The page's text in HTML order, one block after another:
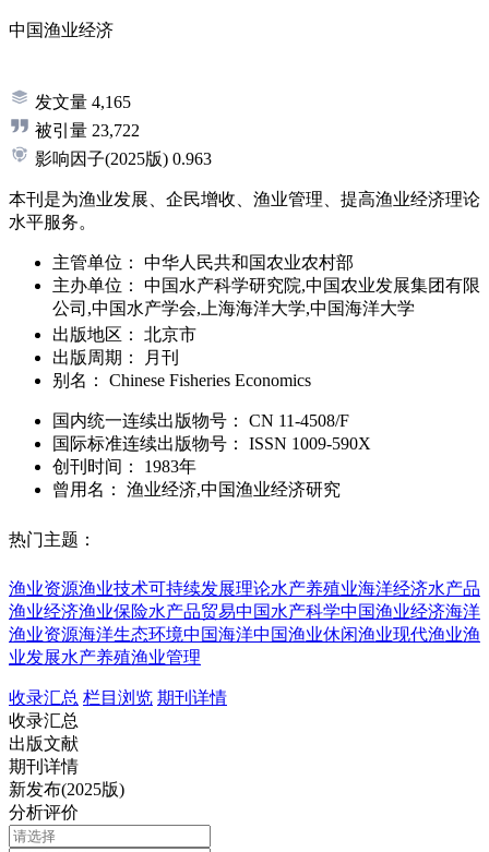
中国渔业经济
发文量 4,165
被引量 23,722
影响因子(2025版) 0.963
本刊是为渔业发展、企民增收、渔业管理、提高渔业经济理论
水平服务。
主管单位：
中华人民共和国农业农村部
主办单位：
中国水产科学研究院,中国农业发展集团有限
公司,中国水产学会,上海海洋大学,中国海洋大学
出版地区：
北京市
出版周期：
月刊
别名：
Chinese Fisheries Economics
国内统一连续出版物号： CN 11-4508/F
国际标准连续出版物号 ： ISSN 1009-590X
创刊时间：
1983年
曾用名：
渔业经济,中国渔业经济研究
热门主题：
渔业资源渔业技术可持续发展理论水产养殖业海洋经济水产品
渔业经济渔业保险水产品贸易中国水产科学中国渔业经济海洋
渔业资源海洋生态环境中国海洋中国渔业休闲渔业现代渔业渔
业发展水产养殖渔业管理
收录汇总 栏目浏览 期刊详情
收录汇总
出版文献
期刊详情
新发布(2025版)
分析评价